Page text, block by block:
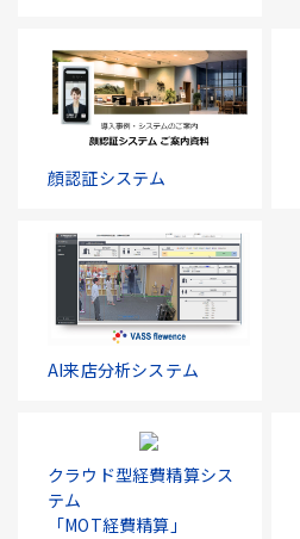
顔認証システム
AI来店分析システム
クラウド型経費精算シス
テム
「MOT経費精算」